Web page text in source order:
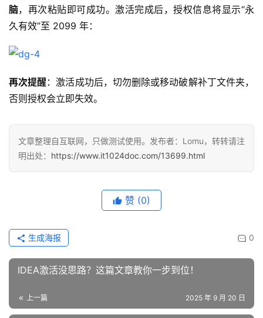
脑，再次粘贴即可成功。激活完成后，授权信息将显示“永
久有效”至 2099 年：
再次提醒：激活成功后，切勿删除或移动破解补丁文件夹，
否则授权会立即失效。
文章整理自互联网，只做测试使用。发布者：Lomu，转转请注
明出处： https://www.it1024doc.com/13699.html
赞 (0)
0
生成海报
IDEA激活没思路？这篇文章教你一步到位！
上一篇 2025 年 9 月 20 日